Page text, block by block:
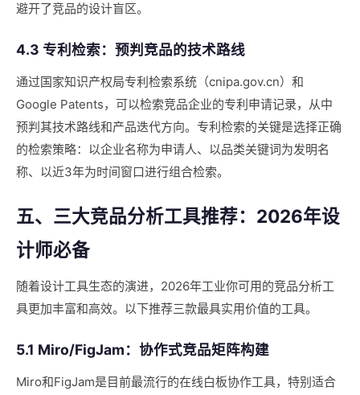
避开了竞品的设计盲区。
4.3 专利检索：预判竞品的技术路线
通过国家知识产权局专利检索系统（cnipa.gov.cn）和
Google Patents，可以检索竞品企业的专利申请记录，从中
预判其技术路线和产品迭代方向。专利检索的关键是选择正确
的检索策略：以企业名称为申请人、以品类关键词为发明名
称、以近3年为时间窗口进行组合检索。
五、三大竞品分析工具推荐：2026年设
计师必备
随着设计工具生态的演进，2026年工业你可用的竞品分析工
具更加丰富和高效。以下推荐三款最具实用价值的工具。
5.1 Miro/FigJam：协作式竞品矩阵构建
Miro和FigJam是目前最流行的在线白板协作工具，特别适合